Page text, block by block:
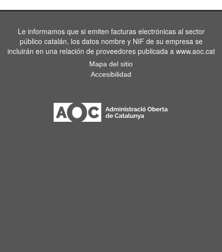
Le informamos que si emiten facturas electrónicas al sector
público catalán, los datos nombre y NIF de su empresa se
incluirán en una relación de proveedores publicada a www.aoc.cat
Mapa del sitio
Accesibilidad